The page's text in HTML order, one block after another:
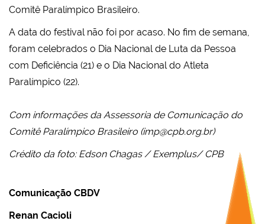
Comitê Paralímpico Brasileiro.
A data do festival não foi por acaso. No fim de semana,
foram celebrados o Dia Nacional de Luta da Pessoa
com Deficiência (21) e o Dia Nacional do Atleta
Paralímpico (22).
Com informações da Assessoria de Comunicação do
Comitê Paralímpico Brasileiro (imp@cpb.org.br)
Crédito da foto: Edson Chagas / Exemplus/ CPB
Comunicação CBDV
Renan Cacioli